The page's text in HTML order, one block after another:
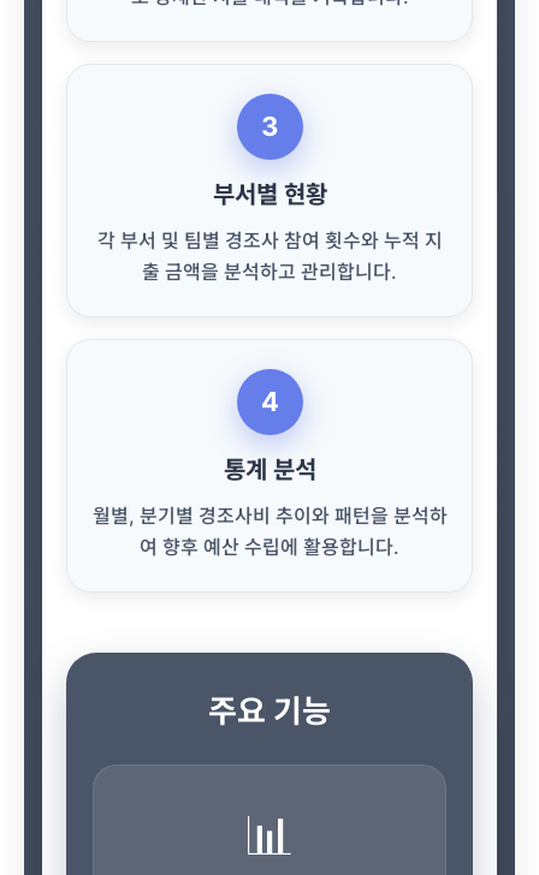
3
부서별 현황
각 부서 및 팀별 경조사 참여 횟수와 누적 지
출 금액을 분석하고 관리합니다.
4
통계 분석
월별, 분기별 경조사비 추이와 패턴을 분석하
여 향후 예산 수립에 활용합니다.
주요 기능
📊